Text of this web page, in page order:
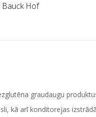
Bauck Hof
graudaugu
kā arī konditorejas